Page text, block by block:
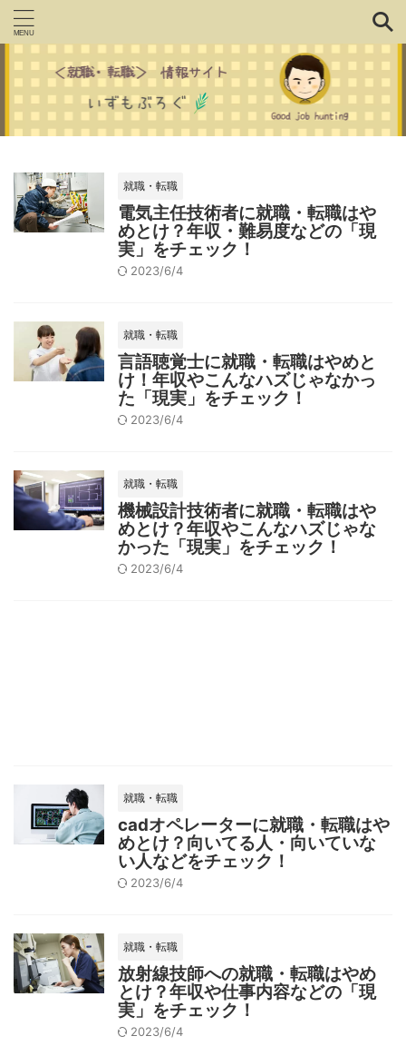
就職・転職
電気主任技術者に就職・転職はや
めとけ？年収・難易度などの「現
実」をチェック！
2023/6/4
就職・転職
言語聴覚士に就職・転職はやめと
け！年収やこんなハズじゃなかっ
た「現実」をチェック！
2023/6/4
就職・転職
機械設計技術者に就職・転職はや
めとけ？年収やこんなハズじゃな
かった「現実」をチェック！
2023/6/4
就職・転職
cadオペレーターに就職・転職はや
めとけ？向いてる人・向いていな
い人などをチェック！
2023/6/4
就職・転職
放射線技師への就職・転職はやめ
とけ？年収や仕事内容などの「現
実」をチェック！
2023/6/4